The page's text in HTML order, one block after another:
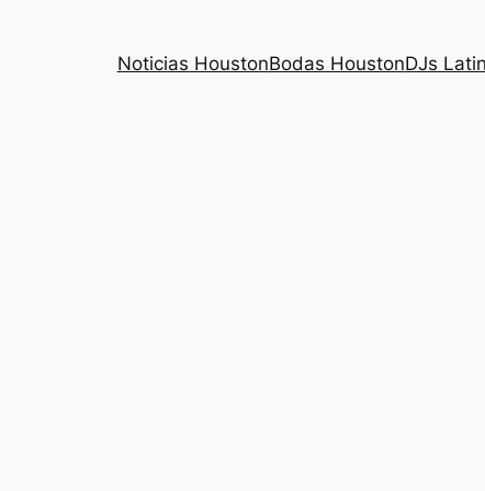
Noticias HoustonBodas HoustonDJs